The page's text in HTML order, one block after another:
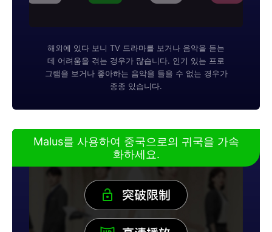
해외에 있다 보니 TV 드라마를 보거나 음악을 듣는
데 어려움을 겪는 경우가 많습니다. 인기 있는 프로
그램을 보거나 좋아하는 음악을 들을 수 없는 경우가
종종 있습니다.
Malus를 사용하여 중국으로의 귀국을 가속
화하세요.